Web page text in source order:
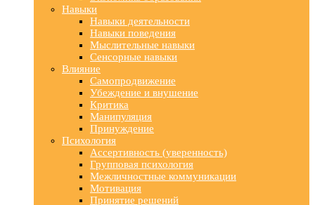
Навыки
Навыки деятельности
Навыки поведения
Мыслительные навыки
Сенсорные навыки
Влияние
Самопродвижение
Убеждение и внушение
Критика
Манипуляция
Принуждение
Психология
Ассертивность (уверенность)
Групповая психология
Межличностные коммуникации
Мотивация
Принятие решений